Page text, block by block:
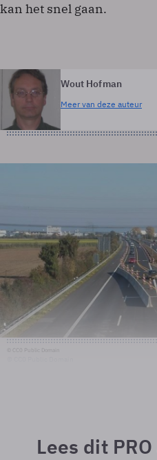
kan het snel gaan.
Wout Hofman
Meer van deze auteur
Lees dit